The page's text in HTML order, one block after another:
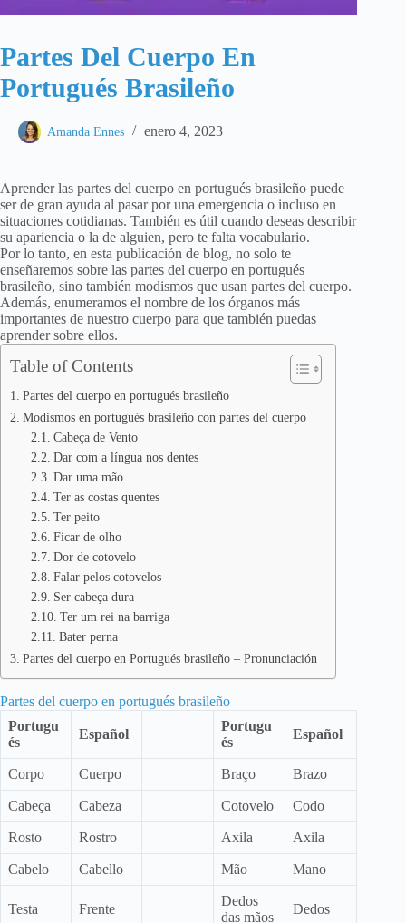
Partes Del Cuerpo En
Portugués Brasileño
Amanda Ennes enero 4, 2023
Aprender las partes del cuerpo en portugués brasileño puede
ser de gran ayuda al pasar por una emergencia o incluso en
situaciones cotidianas. También es útil cuando deseas describir
su apariencia o la de alguien, pero te falta vocabulario.
Por lo tanto, en esta publicación de blog, no solo te
enseñaremos sobre las partes del cuerpo en portugués
brasileño, sino también modismos que usan partes del cuerpo.
Además, enumeramos el nombre de los órganos más
importantes de nuestro cuerpo para que también puedas
aprender sobre ellos.
Table of Contents
Partes del cuerpo en portugués brasileño
Modismos en portugués brasileño con partes del cuerpo
Cabeça de Vento
Dar com a língua nos dentes
Dar uma mão
Ter as costas quentes
Ter peito
Ficar de olho
Dor de cotovelo
Falar pelos cotovelos
Ser cabeça dura
Ter um rei na barriga
Bater perna
Partes del cuerpo en Portugués brasileño – Pronunciación
Partes del cuerpo en portugués brasileño
Portugu
és
Español
Portugu
és
Español
Corpo Cuerpo Braço Brazo
Cabeça Cabeza Cotovelo Codo
Rosto Rostro Axila Axila
Cabelo Cabello Mão Mano
Testa Frente
Dedos
das mãos
Dedos